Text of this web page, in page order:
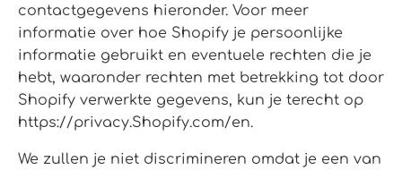
contactgegevens hieronder. Voor meer
informatie over hoe Shopify je persoonlijke
informatie gebruikt en eventuele rechten die je
hebt, waaronder rechten met betrekking tot door
Shopify verwerkte gegevens, kun je terecht op
https://privacy.Shopify.com/en.
We zullen je niet discrimineren omdat je een van